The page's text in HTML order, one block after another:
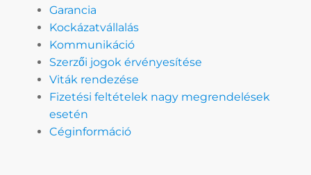
Garancia
Kockázatvállalás
Kommunikáció
Szerzői jogok érvényesítése
Viták rendezése
Fizetési feltételek nagy megrendelések
esetén
Céginformáció